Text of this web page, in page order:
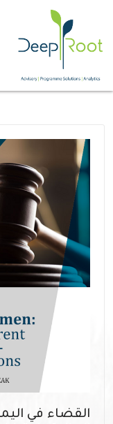
القضاء في